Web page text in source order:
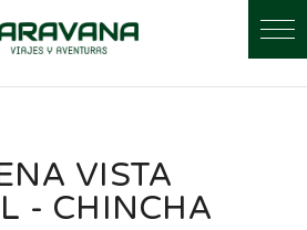
VISTA
- CHINCHA